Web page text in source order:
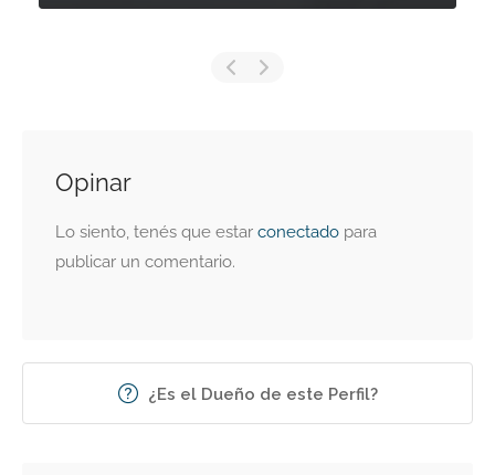
Opinar
Lo siento, tenés que estar conectado para
publicar un comentario.
¿Es el Dueño de este Perfil?